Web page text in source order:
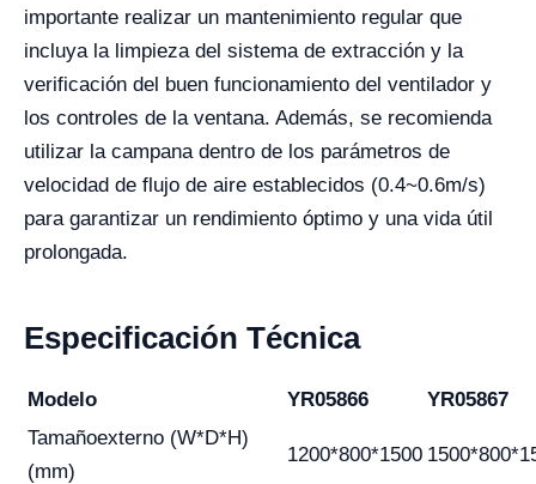
importante realizar un mantenimiento regular que
incluya la limpieza del sistema de extracción y la
verificación del buen funcionamiento del ventilador y
los controles de la ventana. Además, se recomienda
utilizar la campana dentro de los parámetros de
velocidad de flujo de aire establecidos (0.4~0.6m/s)
para garantizar un rendimiento óptimo y una vida útil
prolongada.
Especificación Técnica
Modelo YR05866
YR05867
Tamañoexterno (W*D*H)
(mm)
1200*800*1500